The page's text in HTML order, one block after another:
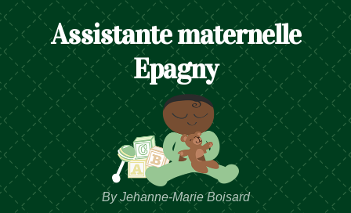
Assistante maternelle
Epagny
By Jehanne-Marie Boisard